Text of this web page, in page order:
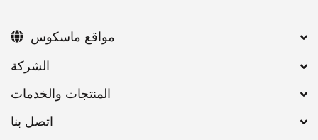
اتصل بنا
مواقع ماسكوس